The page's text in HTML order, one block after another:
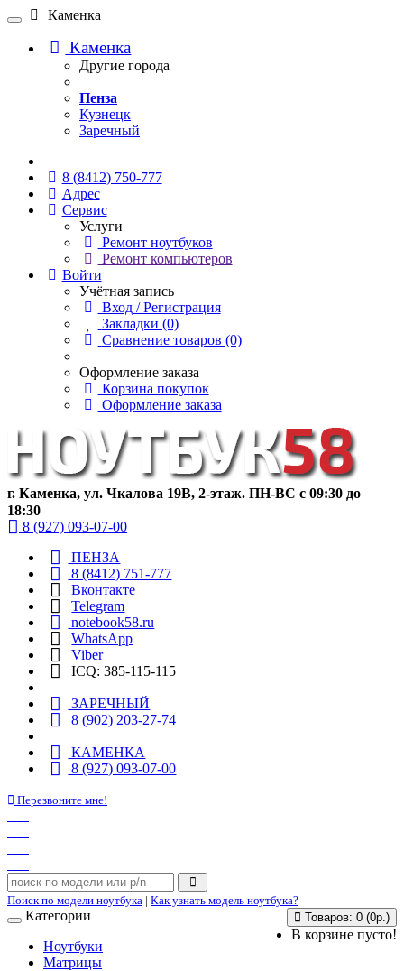
Каменка
Каменка
Другие города
Пенза
Кузнецк
Заречный
8 (8412) 750-777
Адрес
Сервис
Услуги
Ремонт ноутбуков
Ремонт компьютеров
Войти
Учётная запись
Вход / Регистрация
Закладки (0)
Сравнение товаров (0)
Оформление заказа
Корзина покупок
Оформление заказа
г. Каменка, ул. Чкалова 19В, 2-этаж. ПН-ВС с 09:30 до
18:30
8 (927) 093-07-00
ПЕНЗА
8 (8412) 751-777
Вконтакте
Telegram
notebook58.ru
WhatsApp
Viber
ICQ: 385-115-115
ЗАРЕЧНЫЙ
8 (902) 203-27-74
КАМЕНКА
8 (927) 093-07-00
Перезвоните мне!
Поиск по модели ноутбука | Как узнать модель ноутбука?
Товаров: 0 (0р.)
В корзине пусто!
Категории
Ноутбуки
Матрицы